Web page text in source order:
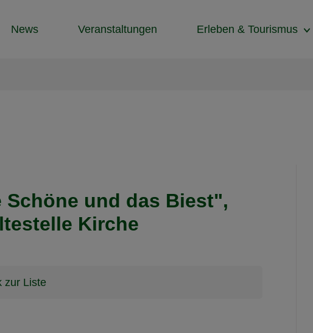
News
Veranstaltungen Erleben & Tourismus
Schöne und das Biest",
Kirche
zur Liste